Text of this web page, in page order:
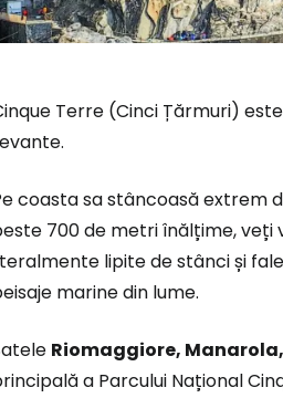
Terre (Cinci Țărmuri)
coasta sa stâncoasă extrem
700 de metri înălțime, veți
lipite de stânci și
marine din lume.
Riomaggiore,
a Parcului Național
...